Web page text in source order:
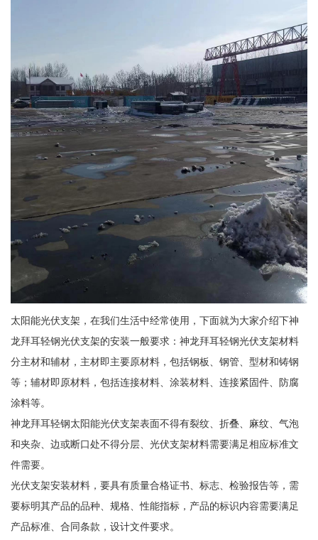
太阳能光伏支架，在我们生活中经常使用，下面就为大家介绍下神
龙拜耳轻钢光伏支架的安装一般要求：神龙拜耳轻钢光伏支架材料
分主材和辅材，主材即主要原材料，包括钢板、钢管、型材和铸钢
等；辅材即原材料，包括连接材料、涂装材料、连接紧固件、防腐
涂料等。
神龙拜耳轻钢太阳能光伏支架表面不得有裂纹、折叠、麻纹、气泡
和夹杂、边或断口处不得分层、光伏支架材料需要满足相应标准文
件需要。
光伏支架安装材料，要具有质量合格证书、标志、检验报告等，需
要标明其产品的品种、规格、性能指标，产品的标识内容需要满足
产品标准、合同条款，设计文件要求。